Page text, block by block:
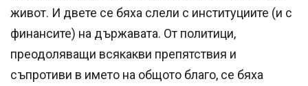
живот. И двете се бяха слели с институциите (и с
финансите) на държавата. От политици,
преодоляващи всякакви препятствия и
съпротиви в името на общото благо, се бяха